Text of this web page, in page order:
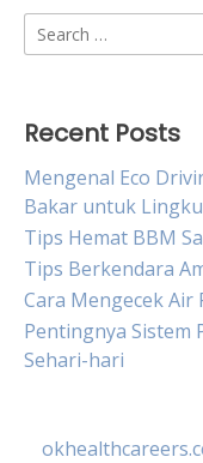
Search
for:
Recent Posts
Mengenal Eco
Bakar untuk
Tips Hemat BBM
Tips Berkendara
Cara Mengecek
Pentingnya Sistem
Sehari-hari